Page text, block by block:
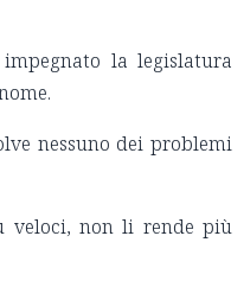
la legislatura
nessuno dei problemi
veloci, non li rende più